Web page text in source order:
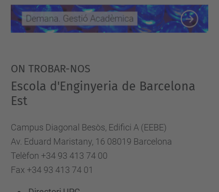
ON TROBAR-NOS
Escola d'Enginyeria de Barcelona
Est
Campus Diagonal Besòs, Edifici A (EEBE)
Av. Eduard Maristany, 16 08019 Barcelona
Telèfon +34 93 413 74 00
Fax +34 93 413 74 01